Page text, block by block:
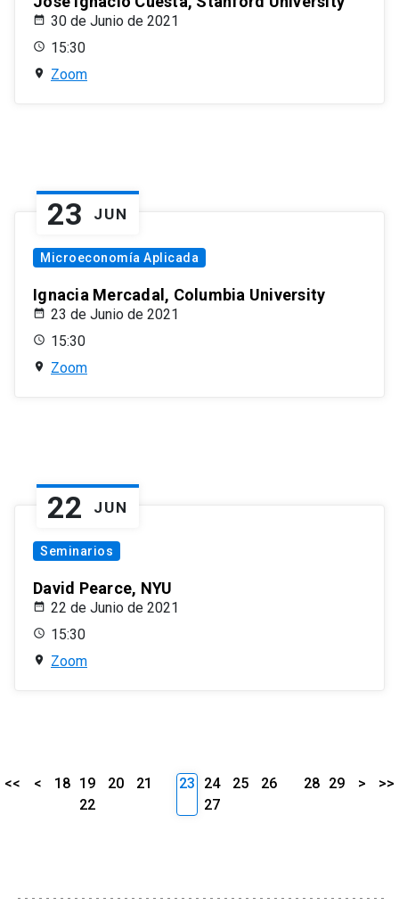
30 de Junio de 2021
15:30
Zoom
23 JUN
Microeconomía Aplicada
Ignacia Mercadal, Columbia University
23 de Junio de 2021
15:30
Zoom
22 JUN
Seminarios
David Pearce, NYU
22 de Junio de 2021
15:30
Zoom
<< < 18 19 20
21
22
23 24 25
26
27
28 29 > >>